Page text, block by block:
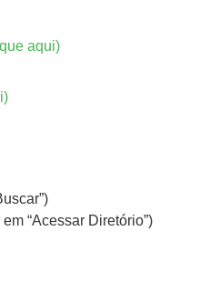
aqui)
“Acessar Diretório”)